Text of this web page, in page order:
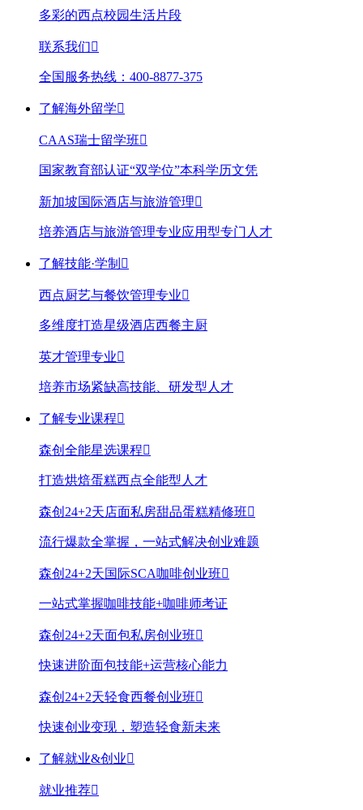
多彩的西点校园生活片段
联系我们
全国服务热线：400-8877-375
了解海外留学
CAAS瑞士留学班
国家教育部认证“双学位”本科学历文凭
新加坡国际酒店与旅游管理
培养酒店与旅游管理专业应用型专门人才
了解技能·学制 
西点厨艺与餐饮管理专业
多维度打造星级酒店西餐主厨
英才管理专业
培养市场紧缺高技能、研发型人才
了解专业课程
森创全能星选课程
打造烘焙蛋糕西点全能型人才
森创24+2天店面私房甜品蛋糕精修班
流行爆款全掌握，一站式解决创业难题
森创24+2天国际SCA咖啡创业班
一站式掌握咖啡技能+咖啡师考证
森创24+2天面包私房创业班
快速进阶面包技能+运营核心能力
森创24+2天轻食西餐创业班
快速创业变现，塑造轻食新未来
了解就业&创业
就业推荐